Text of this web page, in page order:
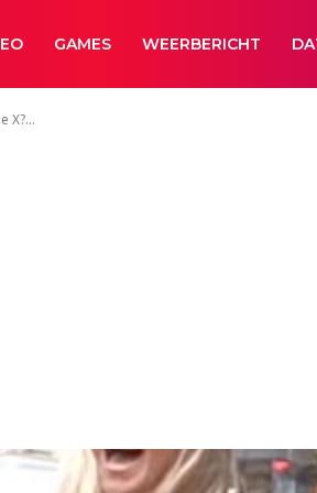
GAMES WEERBERICHT
X?...